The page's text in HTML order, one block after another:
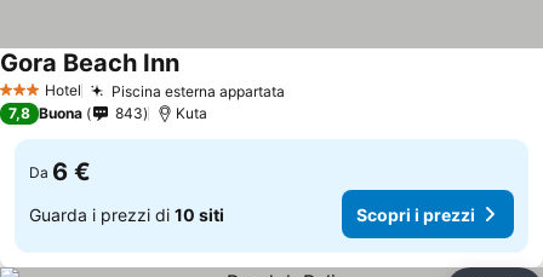
3 StelleHotel Piscina esterna appartata
Gora Beach InnScopri i prezzi
7,8 Buona 843 Kuta
Da 6 €
Guarda i prezzi di 10 siti Scopri i prezzi